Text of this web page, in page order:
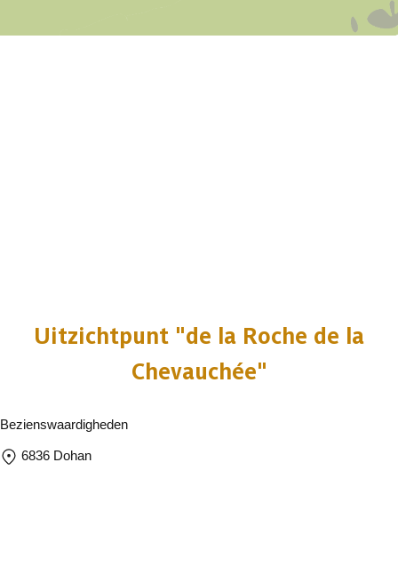
Uitzichtpunt "de la Roche de la
Chevauchée"
Bezienswaardigheden
6836 Dohan